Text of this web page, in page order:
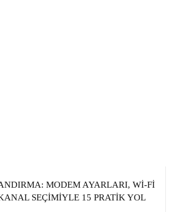
MODEM AYARLARI, WI‑FI
SEÇIMIYLE 15 PRATIK YOL